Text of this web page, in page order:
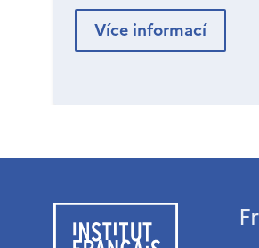
Více informací